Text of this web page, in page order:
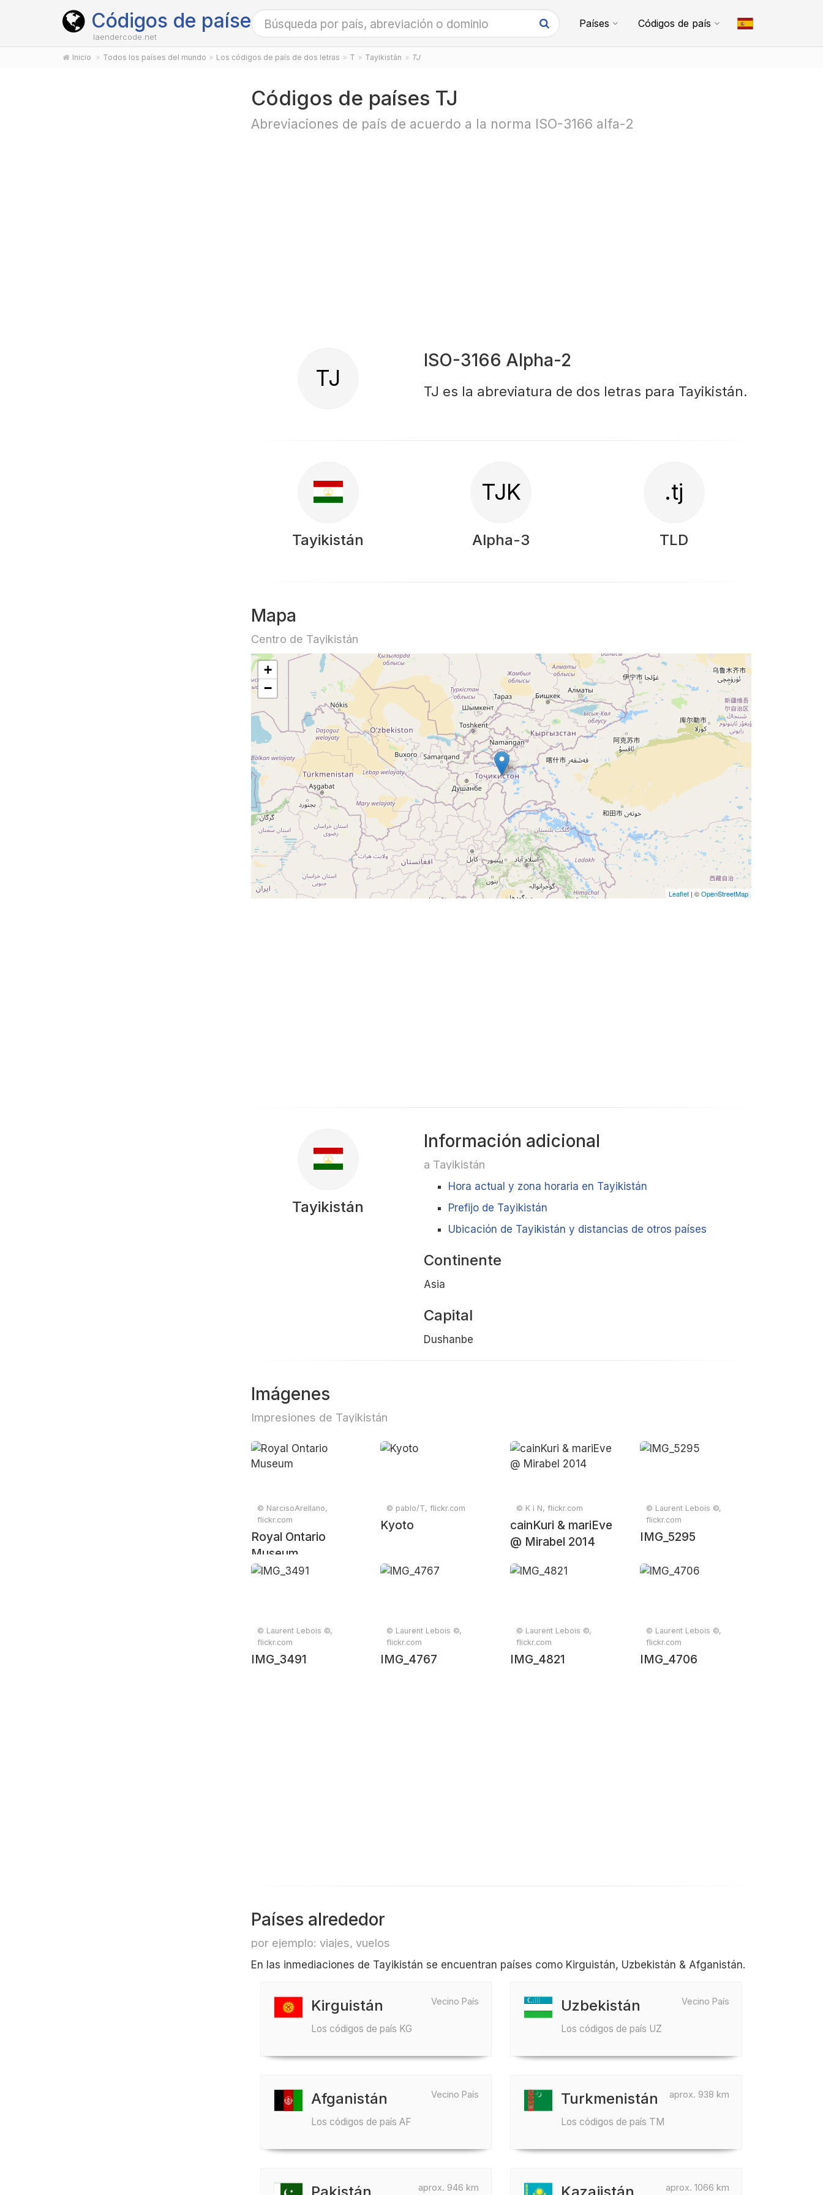
Códigos de países
laendercode.net
Países Códigos de país
Inicio Todos los países del mundo Los códigos de país de dos letras T Tayikistán TJ
Códigos de países TJ
Abreviaciones de país de acuerdo a la norma ISO-3166 alfa-2
TJ
ISO-3166 Alpha-2
TJ es la abreviatura de dos letras para Tayikistán.
Tayikistán
TJK
Alpha-3
.tj
TLD
Mapa
Centro de Tayikistán
+
−
Leaflet | ©OpenStreetMap
Tayikistán
Información adicional
a Tayikistán
Hora actual y zona horaria en Tayikistán
Prefijo de Tayikistán
Ubicación de Tayikistán y distancias de otros países
Continente
Asia
Capital
Dushanbe
Imágenes
Impresiones de Tayikistán
© NarcisoArellano,
flickr.com
Royal Ontario
Museum
© pablo/T, flickr.com
Kyoto
© K i N, flickr.com
cainKuri & mariEve
@ Mirabel 2014
© Laurent Lebois ©,
flickr.com
IMG_5295
© Laurent Lebois ©,
flickr.com
IMG_3491
© Laurent Lebois ©,
flickr.com
IMG_4767
© Laurent Lebois ©,
flickr.com
IMG_4821
© Laurent Lebois ©,
flickr.com
IMG_4706
Países alrededor
por ejemplo: viajes, vuelos
En las inmediaciones de Tayikistán se encuentran países como Kirguistán, Uzbekistán & Afganistán.
Vecino País
Kirguistán
Los códigos de país KG
Vecino País
Uzbekistán
Los códigos de país UZ
Vecino País
Afganistán
Los códigos de país AF
aprox. 938 km
Turkmenistán
Los códigos de país TM
aprox. 946 km aprox. 1066 km